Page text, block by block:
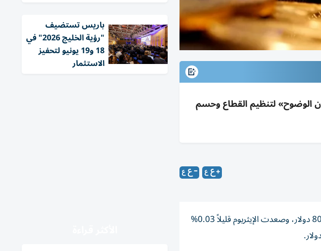
«قانون الوضوح» لتنظيم القطاع وحسم
استقرت عملة البيتكوين عند مستوى فوق 80 ألف دولار خلال الأيام القليلة الماضية وسجلت 80200 دولار، وصعدت الإيثريوم قليلاً 0.03%
باريس تستضيف
"رؤية الخليج 2026" في
18 و19 يونيو لتحفيز
الاستثمار